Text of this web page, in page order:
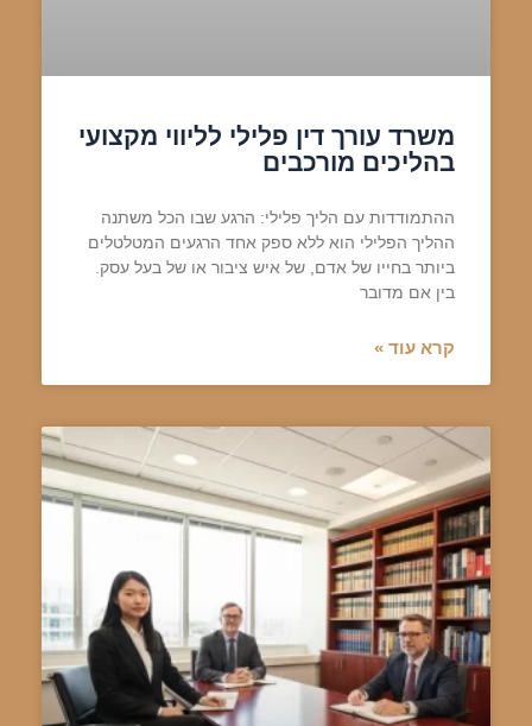
משרד עורך דין פלילי לליווי מקצועי
בהליכים מורכבים
ההתמודדות עם הליך פלילי: הרגע שבו הכל משתנה
ההליך הפלילי הוא ללא ספק אחד הרגעים המטלטלים
ביותר בחייו של אדם, של איש ציבור או של בעל עסק.
בין אם מדובר
קרא עוד »